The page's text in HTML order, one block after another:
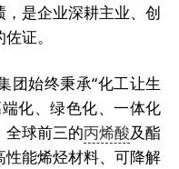
是企业深耕主业、创
证。
团始终秉承“化工让生
化、绿色化、一体化
全球前三的丙烯酸及酯
能烯烃材料、可降解